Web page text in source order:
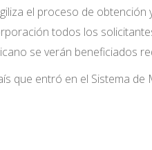
el proceso de
todos los
se verán beneficiados
que entró en el Sistema